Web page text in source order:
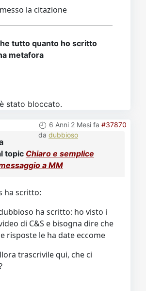
la citazione
tutto quanto ho scritto
metafora
stato bloccato.
6 Anni 2 Mesi fa #37870
da dubbioso
topic Chiaro e semplice
a MM
ha scritto:
ha scritto: ho visto i
di C&S e bisogna dire che
risposte le ha date eccome
trascrivile qui, che ci